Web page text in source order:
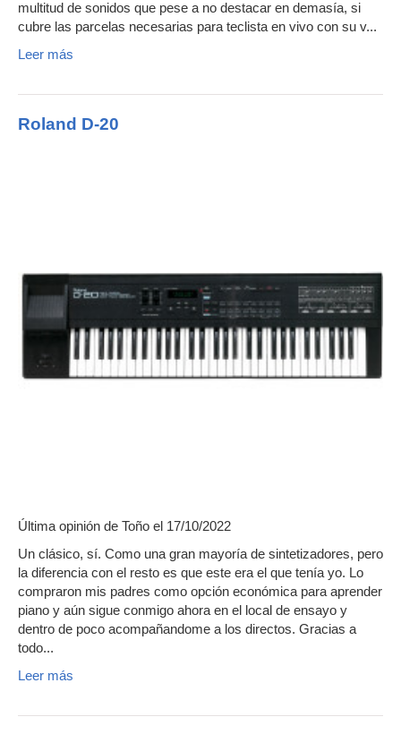
multitud de sonidos que pese a no destacar en demasía, si
cubre las parcelas necesarias para teclista en vivo con su v...
Leer más
Roland D-20
Última opinión de Toño el 17/10/2022
Un clásico, sí. Como una gran mayoría de sintetizadores, pero
la diferencia con el resto es que este era el que tenía yo. Lo
compraron mis padres como opción económica para aprender
piano y aún sigue conmigo ahora en el local de ensayo y
dentro de poco acompañandome a los directos. Gracias a
todo...
Leer más